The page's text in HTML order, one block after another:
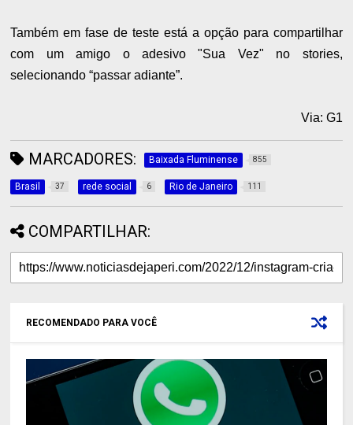
Também em fase de teste está a opção para compartilhar
com um amigo o adesivo "Sua Vez" no stories,
selecionando “passar adiante”.
Via: G1
MARCADORES: Baixada Fluminense 855
Brasil 37 rede social 6 Rio de Janeiro 111
COMPARTILHAR:
RECOMENDADO PARA VOCÊ